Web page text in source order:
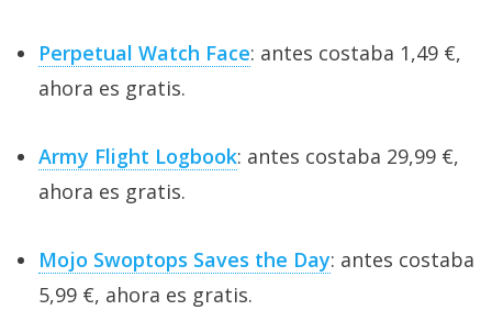
Perpetual Watch Face: antes costaba 1,49 €,
ahora es gratis.
Army Flight Logbook: antes costaba 29,99 €,
ahora es gratis.
Mojo Swoptops Saves the Day: antes costaba
5,99 €, ahora es gratis.